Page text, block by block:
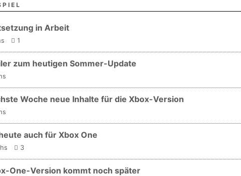
in Arbeit
1
zum heutigen Sommer-Update
Woche neue Inhalte für die Xbox-Version
auch für Xbox One
3
One-Version kommt noch später